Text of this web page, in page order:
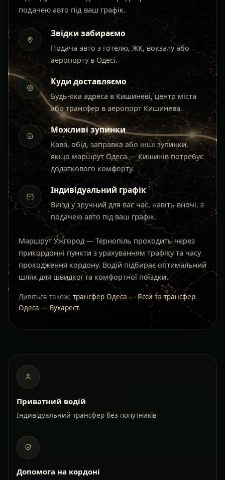
подачею авто під ваш графік.
Звідки забираємо
Подача авто з готелю, ЖК, вокзалу або
аеропорту в Одесі.
Куди доставляємо
Будь-яка адреса в Кишиневі, центр міста
або трансфер в аеропорт Кишинева.
Можливі зупинки
Кава, обід, заправка або інші зупинки,
якщо маршрут Одеса — Кишинів потребує
додаткового комфорту.
Індивідуальний графік
Виїзд у зручний для вас час, навіть вночі, з
подачею авто під ваш графік.
Маршрут Ужгород — Тернопіль проходить через
прикордонні пункти з урахуванням трафіку та часу
проходження кордону. Водій підбирає оптимальний
шлях для швидкої та комфортної поїздки.
Дивіться також: трансфер Одеса — Ясситатрансфер
Одеса — Бухарест.
Приватний водій
Індивідуальний трансфер без попутників
Допомога на кордоні